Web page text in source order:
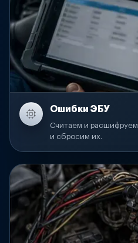
Ошибки ЭБУ
Считаем и
и сбросим их.